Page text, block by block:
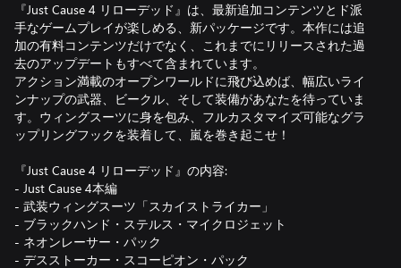
『Just Cause 4 リローデッド』は、最新追加コンテンツとド派
手なゲームプレイが楽しめる、新パッケージです。本作には追
加の有料コンテンツだけでなく、これまでにリリースされた過
去のアップデートもすべて含まれています。
アクション満載のオープンワールドに飛び込めば、幅広いライ
ンナップの武器、ビークル、そして装備があなたを待っていま
す。ウィングスーツに身を包み、フルカスタマイズ可能なグラ
ップリングフックを装着して、嵐を巻き起こせ！
『Just Cause 4 リローデッド』の内容:
- Just Cause 4本編
- 武装ウィングスーツ「スカイストライカー」
- ブラックハンド・ステルス・マイクロジェット
- ネオンレーサー・パック
- デスストーカー・スコーピオン・パック